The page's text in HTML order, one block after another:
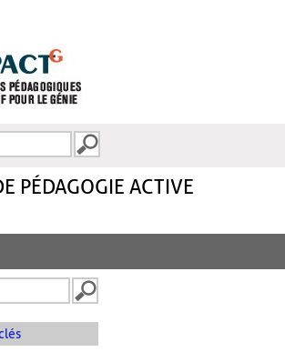
PÉDAGOGIE ACTIVE